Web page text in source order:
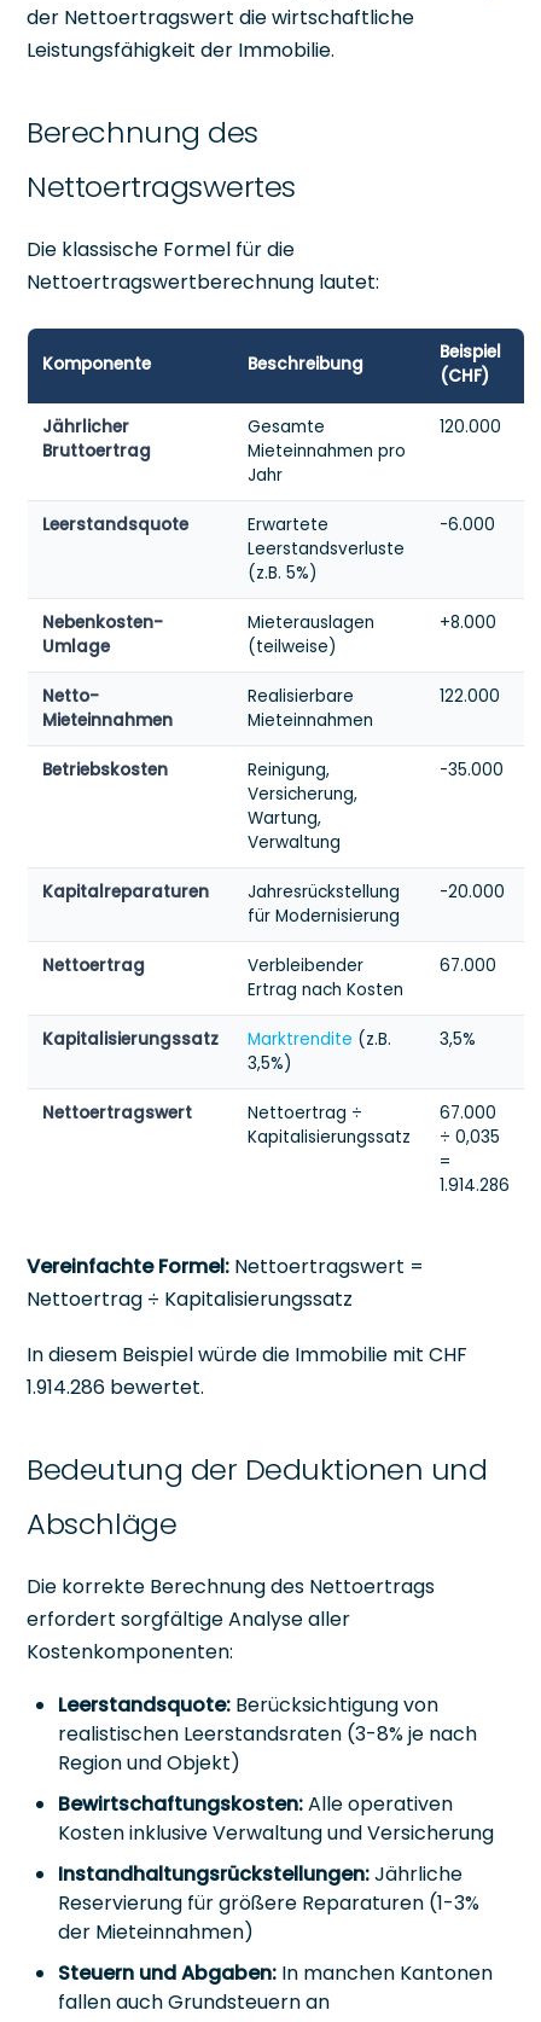
der Nettoertragswert die wirtschaftliche
Leistungsfähigkeit der Immobilie.
Berechnung des
Nettoertragswertes
Die klassische Formel für die
Nettoertragswertberechnung lautet:
Komponente Beschreibung
Beispiel
(CHF)
Jährlicher
Bruttoertrag
Gesamte
Mieteinnahmen pro
Jahr
120.000
Leerstandsquote
Erwartete
Leerstandsverluste
(z.B. 5%)
-6.000
Nebenkosten-
Umlage
Mieterauslagen
(teilweise)
+8.000
Netto-
Mieteinnahmen
Realisierbare
Mieteinnahmen
122.000
Betriebskosten
Reinigung,
Versicherung,
Wartung,
Verwaltung
-35.000
Kapitalreparaturen
Jahresrückstellung
für Modernisierung
-20.000
Nettoertrag
Verbleibender
Ertrag nach Kosten
67.000
Kapitalisierungssatz Marktrendite (z.B.
3,5%)
3,5%
Nettoertragswert
Nettoertrag ÷
Kapitalisierungssatz
67.000
÷ 0,035
=
1.914.286
Vereinfachte Formel: Nettoertragswert =
Nettoertrag ÷ Kapitalisierungssatz
In diesem Beispiel würde die Immobilie mit CHF
1.914.286 bewertet.
Bedeutung der Deduktionen und
Abschläge
Die korrekte Berechnung des Nettoertrags
erfordert sorgfältige Analyse aller
Kostenkomponenten:
Leerstandsquote: Berücksichtigung von
realistischen Leerstandsraten (3-8% je nach
Region und Objekt)
Bewirtschaftungskosten:Alle operativen
Kosten inklusive Verwaltung und Versicherung
Instandhaltungsrückstellungen:Jährliche
Reservierung für größere Reparaturen (1-3%
der Mieteinnahmen)
Steuern und Abgaben: In manchen Kantonen
fallen auch Grundsteuern an